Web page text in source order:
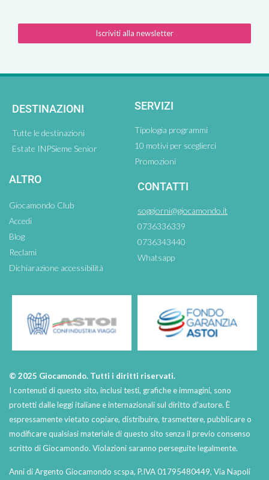
Iscriviti alla newsletter
DESTINAZIONI
Tutte le destinazioni
Estate INPSieme Senior
SERVIZI
Tipologia programmi
10 motivi per sceglierci
Promozioni
ALTRO
Giocamondo Club
Accedi
Blog
Reclami
Dichiarazione accessibilità
CONTATTI
soggiorni@giocamondo.it
0736336339
0736343440
Whatsapp
© 2025 Giocamondo. Tutti i diritti riservati.
I contenuti di questo sito, inclusi testi, grafiche e immagini, sono
protetti dalle leggi italiane e internazionali sul diritto d’autore. È
espressamente vietato copiare, distribuire, trasmettere, pubblicare o
modificare qualsiasi materiale di questo sito senza il previo consenso
scritto di Giocamondo. Violazioni saranno perseguite legalmente.
Anni di Argento Giocamondo scspa, P.IVA 01795480449, Via Napoli